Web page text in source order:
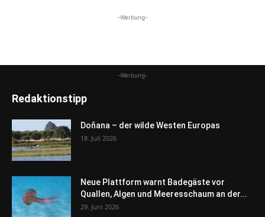
-Werbung-
-Werbung-
Redaktionstipp
Doñana – der wilde Westen Europas
18. Juli 2026
Neue Plattform warnt Badegäste vor
Quallen, Algen und Meeresschaum an der...
29. Juni 2026